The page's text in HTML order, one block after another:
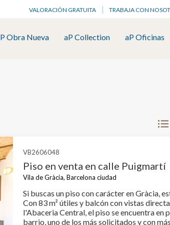
VALORACIÓN GRATUITA TRABAJA CON
Obra Nueva aP Collection aP Oficinas
VB2606048
Piso en venta en calle Puigmartí
Vila de Gràcia, Barcelona ciudad
Si buscas un piso con carácter en Gràcia,
Con 83 m² útiles y balcón con vistas
l'Abaceria Central, el piso se encuentra en
barrio, uno de los más solicitados y con